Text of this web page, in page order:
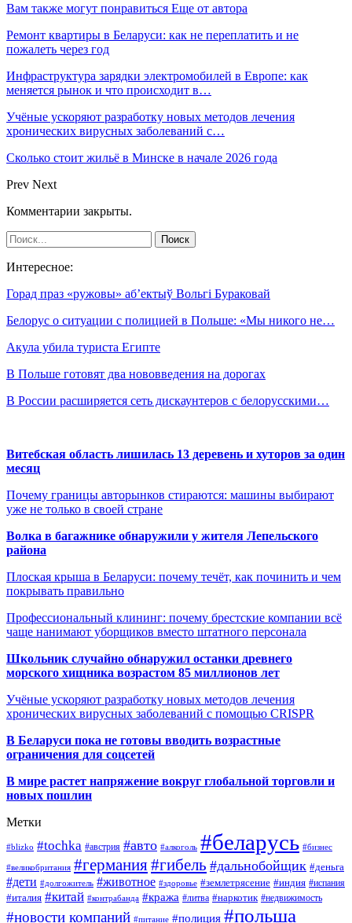
Вам также могут понравиться Еще от автора
Ремонт квартиры в Беларуси: как не переплатить и не
пожалеть через год
Инфраструктура зарядки электромобилей в Европе: как
меняется рынок и что происходит в…
Учёные ускоряют разработку новых методов лечения
хронических вирусных заболеваний с…
Сколько стоит жильё в Минске в начале 2026 года
Prev Next
Комментарии закрыты.
Интересное:
Горад праз «ружовы» аб’ектыў Вольгі Бураковай
Белорус о ситуации с полицией в Польше: «Мы никого не…
Акула убила туриста Египте
В Польше готовят два нововведения на дорогах
В России расширяется сеть дискаунтеров с белорусскими…
Витебская область лишилась 13 деревень и хуторов за один
месяц
Почему границы авторынков стираются: машины выбирают
уже не только в своей стране
Волка в багажнике обнаружили у жителя Лепельского
района
Плоская крыша в Беларуси: почему течёт, как починить и чем
покрывать правильно
Профессиональный клининг: почему брестские компании всё
чаще нанимают уборщиков вместо штатного персонала
Школьник случайно обнаружил останки древнего
морского хищника возрастом 85 миллионов лет
Учёные ускоряют разработку новых методов лечения
хронических вирусных заболеваний с помощью CRISPR
В Беларуси пока не готовы вводить возрастные
ограничения для соцсетей
В мире растет напряжение вокруг глобальной торговли и
новых пошлин
Метки
#blizko #tochka #австрия #авто #алкоголь #беларусь #бизнес
#великобритания #германия#гибель #дальнобойщик #деньга
#дети #долгожитель #животное #здоровье #землетрясение #индия #испания
#италия #китай #контрабанда #кража #литва #наркотик #недвижимость
#новости компаний #питание #полиция #польша